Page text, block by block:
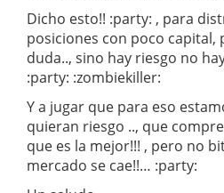
Dicho esto!! :party: , para
posiciones con poco capital,
duda.., sino hay riesgo no
:party: :zombiekiller:
Y a jugar que para eso
quieran riesgo .., que
que es la mejor!!! , pero no
mercado se cae!!… :party: